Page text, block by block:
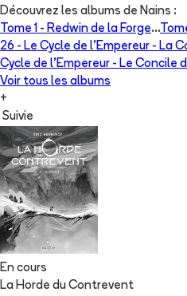
Découvrez les albums de Nains :
Tome 1 - Redwin de la Forge...
26 - Le Cycle de l’Empereur - La
Cycle de l’Empereur - Le Concile
Voir tous les albums
+
Suivie
En cours
La Horde du Contrevent